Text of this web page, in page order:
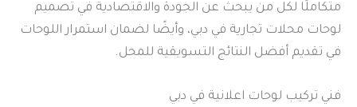
متكاملًا لكل من يبحث عن الجودة والاقتصادية في تصميم
لوحات محلات تجارية في دبي، وأيضًا لضمان استمرار اللوحات
في تقديم أفضل النتائج التسويقية للمحل.
فني تركيب لوحات اعلانية في دبي